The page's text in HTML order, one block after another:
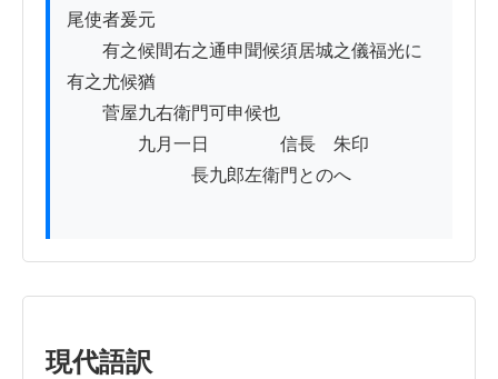
尾使者爰元
有之候間右之通申聞候須居城之儀福光に
有之尤候猶
菅屋九右衛門可申候也
九月一日　　　　信長　朱印
長九郎左衛門とのへ
現代語訳